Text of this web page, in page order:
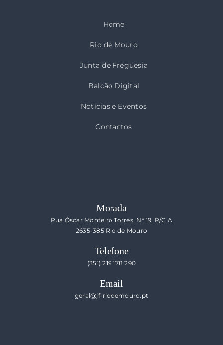
Home
Rio de Mouro
Junta de Freguesia
Balcão Digital
Notícias e Eventos
Contactos
Morada
Rua Óscar Monteiro Torres, Nº 19, R/C A
2635-385 Rio de Mouro
Telefone
(351) 219 178 290
Email
geral@jf-riodemouro.pt